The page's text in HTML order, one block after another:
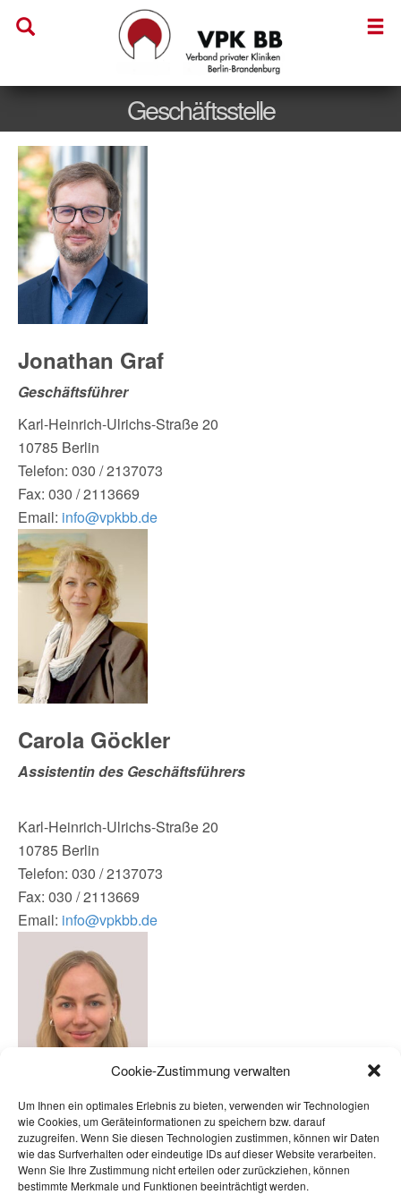
Cookie-Zustimmung verwalten
Um Ihnen ein optimales Erlebnis zu bieten, verwenden wir Technologien
wie Cookies, um Geräteinformationen zu speichern bzw. darauf
zuzugreifen. Wenn Sie diesen Technologien zustimmen, können wir Daten
wie das Surfverhalten oder eindeutige IDs auf dieser Website verarbeiten.
Wenn Sie Ihre Zustimmung nicht erteilen oder zurückziehen, können
bestimmte Merkmale und Funktionen beeinträchtigt werden.
Geschäftsstelle
Jonathan Graf
Geschäftsführer
Karl-Heinrich-Ulrichs-Straße 20
10785 Berlin
Telefon: 030 / 2137073
Fax: 030 / 2113669
Email: info@vpkbb.de
Carola Göckler
Assistentin des Geschäftsführers
Karl-Heinrich-Ulrichs-Straße 20
10785 Berlin
Telefon: 030 / 2137073
Fax: 030 / 2113669
Email: info@vpkbb.de
Anu Wank
Referentin